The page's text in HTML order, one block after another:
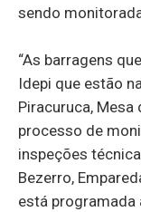
sendo
“As barragens
Idepi que estão
Piracuruca, Mesa
processo de
inspeções
Bezerro,
está programada